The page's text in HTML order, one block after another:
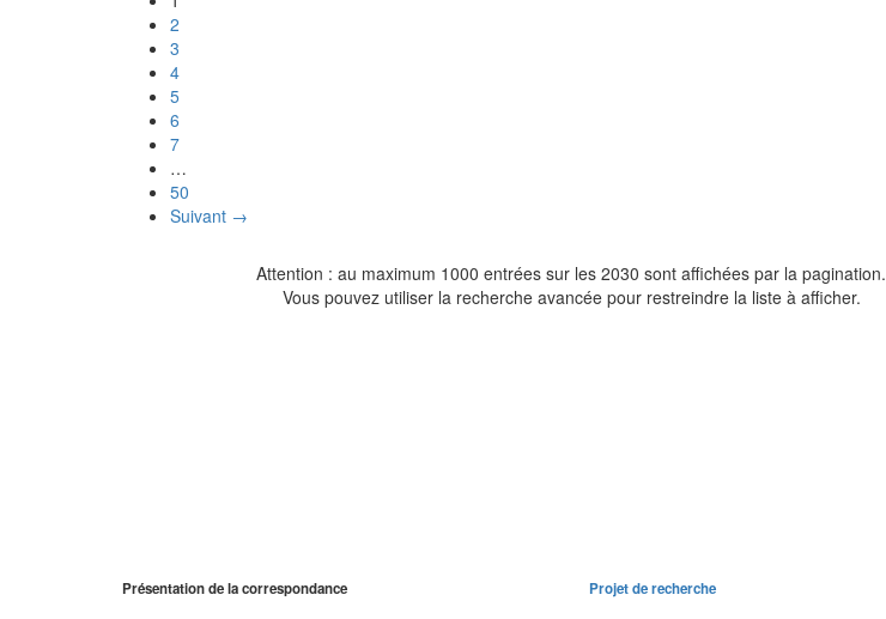
2
3
4
5
6
7
…
50
Suivant →
Attention : au maximum 1000 entrées sur les 2030 sont affichées par la pagination.
Vous pouvez utiliser la recherche avancée pour restreindre la liste à afficher.
Présentation de la correspondance Projet de recherche